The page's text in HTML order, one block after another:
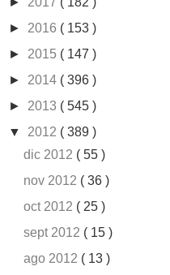
► 2016 ( 153 )
► 2015 ( 147 )
► 2014 ( 396 )
► 2013 ( 545 )
▼ 2012 ( 389 )
dic 2012 ( 55 )
nov 2012 ( 36 )
oct 2012 ( 25 )
sept 2012 ( 15 )
ago 2012 ( 13 )